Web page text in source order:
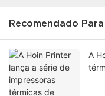
Recomendado
A